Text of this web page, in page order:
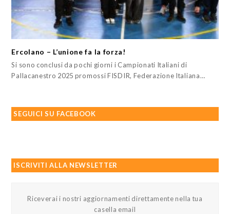
Ercolano – L’unione fa la forza!
Si sono conclusi da pochi giorni i Campionati Italiani di
Pallacanestro 2025 promossi FISDIR, Federazione Italiana…
SEGUICI SU FACEBOOK
ISCRIVITI ALLA NEWSLETTER
Riceverai i nostri aggiornamenti direttamente nella tua
casella email